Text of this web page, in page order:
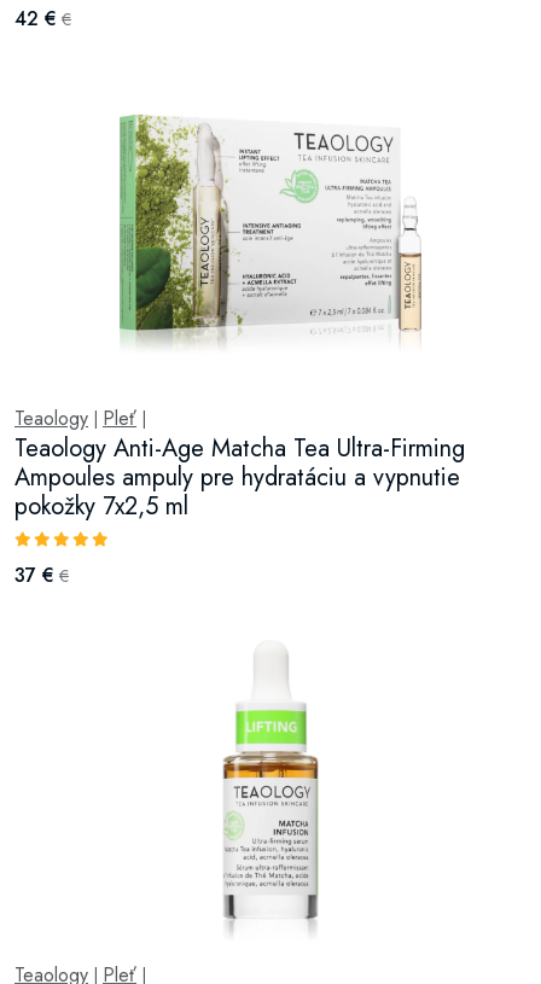
42 € €
Teaology Pleť
Teaology Anti-Age Matcha Tea Ultra-Firming
Ampoules ampuly pre hydratáciu a vypnutie
pokožky 7x2,5 ml
37 € €
Teaology Pleť